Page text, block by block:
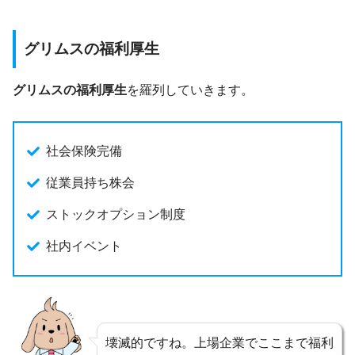
グリムスの福利厚生
グリムスの福利厚生を羅列していきます。
社会保険完備
従業員持ち株会
ストックオプション制度
社内イベント
壊滅的ですね。上場企業でここまで福利